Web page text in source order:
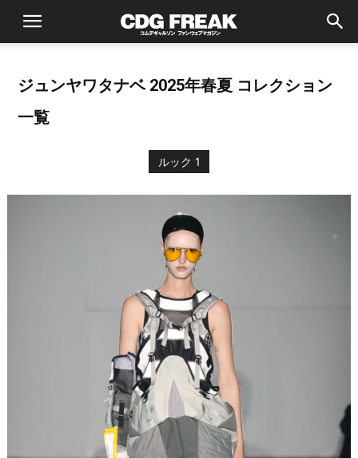
ジュンヤワタナベ 2025年春夏 コレクション
一覧
ルック 1